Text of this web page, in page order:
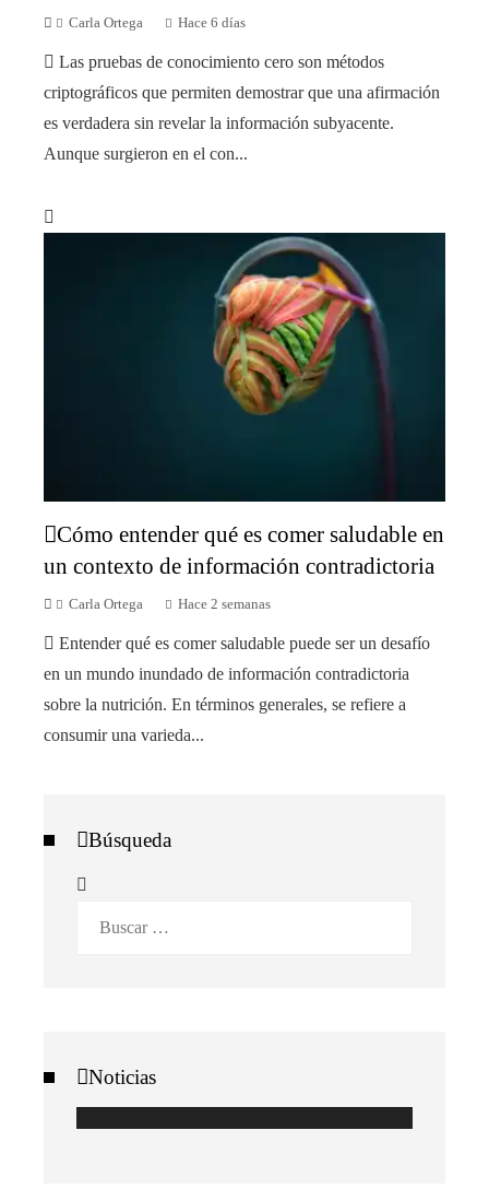
Carla Ortega Hace 6 días
Las pruebas de conocimiento cero son métodos
criptográficos que permiten demostrar que una afirmación
es verdadera sin revelar la información subyacente.
Aunque surgieron en el con...
Cómo entender qué es comer saludable en
un contexto de información contradictoria
Carla Ortega Hace 2 semanas
Entender qué es comer saludable puede ser un desafío
en un mundo inundado de información contradictoria
sobre la nutrición. En términos generales, se refiere a
consumir una varieda...
Búsqueda
Noticias